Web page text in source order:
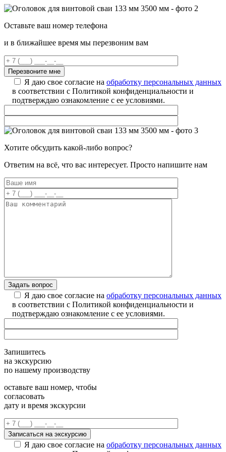
Оставьте ваш номер телефона
и в ближайшее время мы перезвоним вам
Я даю свое согласие на обработку персональных данных
в соответствии с Политикой конфиденциальности и
подтверждаю ознакомление с ее условиями.
Хотите обсудить какой-либо вопрос?
Ответим на всё, что вас интересует. Просто напишите нам
Я даю свое согласие на обработку персональных данных
в соответствии с Политикой конфиденциальности и
подтверждаю ознакомление с ее условиями.
Запишитесь
на экскурсию
по нашему производству
оставьте ваш номер, чтобы
согласовать
дату и время экскурсии
Я даю свое согласие на обработку персональных данных